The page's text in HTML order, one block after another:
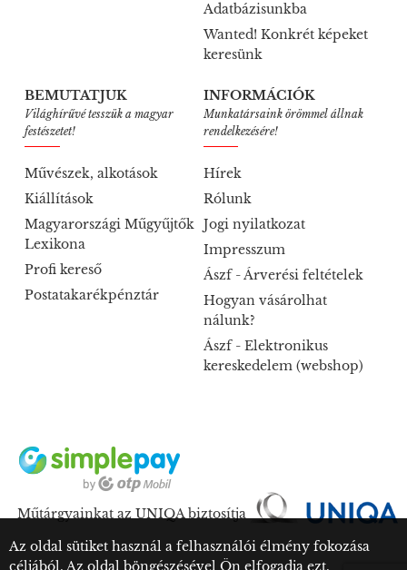
Adatbázisunkba
Wanted! Konkrét képeket
keresünk
BEMUTATJUK
Világhírűvé tesszük a magyar
festészetet!
Művészek, alkotások
Kiállítások
Magyarországi Műgyűjtők
Lexikona
Profi kereső
Postatakarékpénztár
INFORMÁCIÓK
Munkatársaink örömmel állnak
rendelkezésére!
Hírek
Rólunk
Jogi nyilatkozat
Impresszum
Ászf - Árverési feltételek
Hogyan vásárolhat
nálunk?
Ászf - Elektronikus
kereskedelem (webshop)
Műtárgyainkat az UNIQA biztosítja
Az oldal sütiket használ a felhasználói élmény fokozása
céljából. Az oldal böngészésével Ön elfogadja ezt.